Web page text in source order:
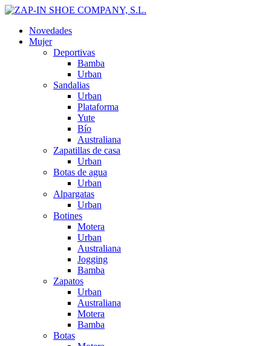
Novedades
Mujer
Deportivas
Bamba
Urban
Sandalias
Urban
Plataforma
Yute
Bío
Australiana
Zapatillas de casa
Urban
Botas de agua
Urban
Alpargatas
Urban
Botines
Motera
Urban
Australiana
Jogging
Bamba
Zapatos
Urban
Australiana
Motera
Bamba
Botas